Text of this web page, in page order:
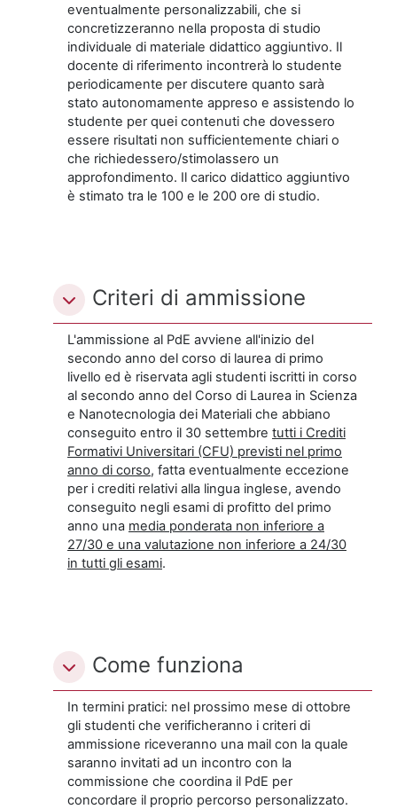
eventualmente personalizzabili, che si
concretizzeranno nella proposta di studio
individuale di materiale didattico aggiuntivo. Il
docente di riferimento incontrerà lo studente
periodicamente per discutere quanto sarà
stato autonomamente appreso e assistendo lo
studente per quei contenuti che dovessero
essere risultati non sufficientemente chiari o
che richiedessero/stimolassero un
approfondimento. Il carico didattico aggiuntivo
è stimato tra le 100 e le 200 ore di studio.
Criteri di ammissione
L'ammissione al PdE avviene all'inizio del
secondo anno del corso di laurea di primo
livello ed è riservata agli studenti iscritti in corso
al secondo anno del Corso di Laurea in Scienza
e Nanotecnologia dei Materiali che abbiano
conseguito entro il 30 settembre tutti i Crediti
Formativi Universitari (CFU) previsti nel primo
anno di corso, fatta eventualmente eccezione
per i crediti relativi alla lingua inglese, avendo
conseguito negli esami di profitto del primo
anno una media ponderata non inferiore a
27/30 e una valutazione non inferiore a 24/30
in tutti gli esami.
Come funziona
In termini pratici: nel prossimo mese di ottobre
gli studenti che verificheranno i criteri di
ammissione riceveranno una mail con la quale
saranno invitati ad un incontro con la
commissione che coordina il PdE per
concordare il proprio percorso personalizzato.